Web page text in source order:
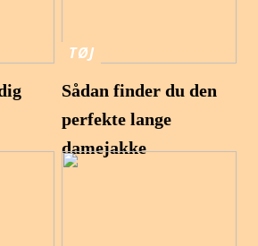
TØJ
Sådan finder du den
perfekte lange
damejakke